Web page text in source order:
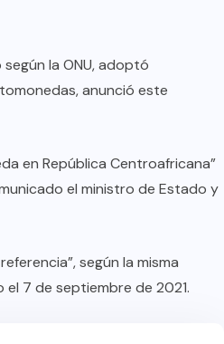
la ONU, adoptó
anunció este
en República Centroafricana”
el ministro de Estado y
según la misma
el 7 de septiembre de 2021.